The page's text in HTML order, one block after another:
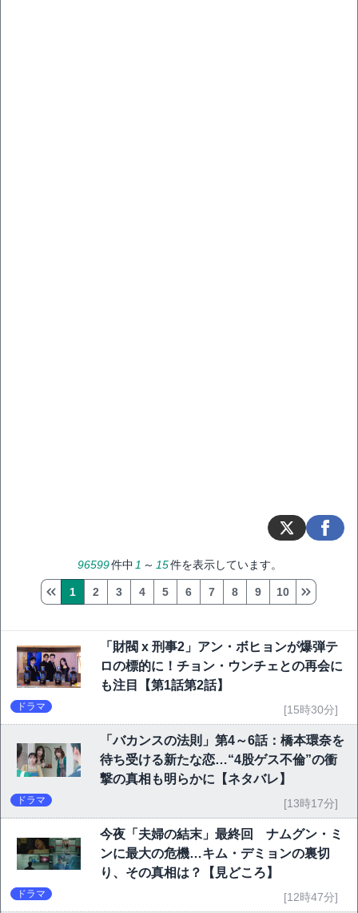
96599件中 1 ～ 15件を表示しています。
1 2 3 4 5 6 7 8 9 10
「財閥 x 刑事2」アン・ボヒョンが爆弾テ
ロの標的に！チョン・ウンチェとの再会に
も注目【第1話第2話】
ドラマ [15時30分]
「バカンスの法則」第4～6話：橋本環奈を
待ち受ける新たな恋…“4股ゲス不倫”の衝
撃の真相も明らかに【ネタバレ】
ドラマ [13時17分]
今夜「夫婦の結末」最終回 ナムグン・ミ
ンに最大の危機…キム・デミョンの裏切
り、その真相は？【見どころ】
ドラマ [12時47分]